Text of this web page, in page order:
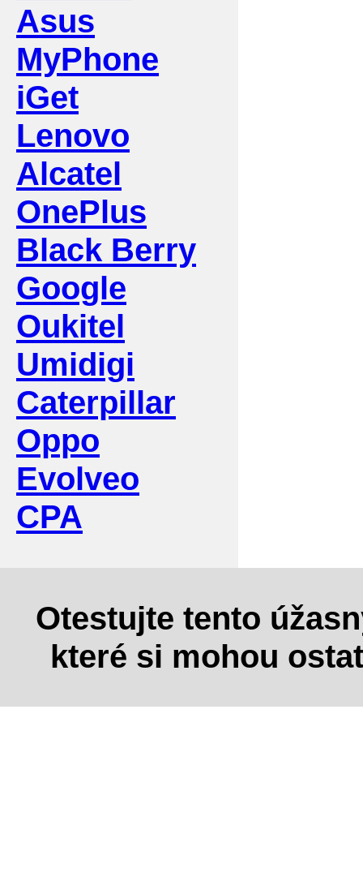
Asus
MyPhone
iGet
Lenovo
Alcatel
OnePlus
Black Berry
Google
Oukitel
Umidigi
Caterpillar
Oppo
Evolveo
CPA
Otestujte tento
které si mohou